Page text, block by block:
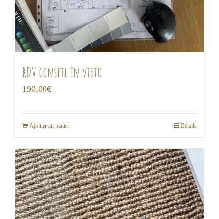
RDV conseil en visio
190,00€
Ajouter au panier Détails